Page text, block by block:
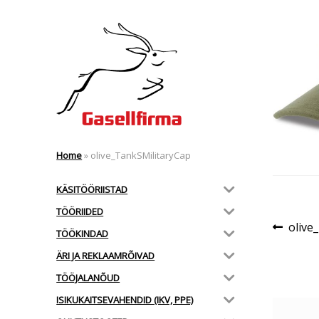
Home» olive_TankSMilitaryCap
KÄSITÖÖRIISTAD
TÖÖRIIDED
TÖÖKINDAD
ÄRI JA REKLAAMRÕIVAD
TÖÖJALANÕUD
ISIKUKAITSEVAHENDID (IKV, PPE)